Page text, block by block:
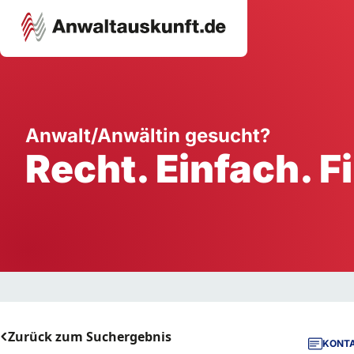
Ausbildung
Handwerk
Dienstleistung
Anwalt/Anwältin gesucht?
Recht. Einfach.
Zurück zum Suchergebnis